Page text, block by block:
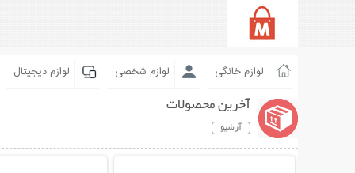
لوازم خانگی لوازم شخصی لوازم دیجیتال
آخرین محصولات
آرشیو